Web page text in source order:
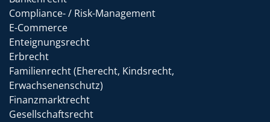
Compliance- / Risk-Management
E-Commerce
Enteignungsrecht
Erbrecht
Familienrecht (Eherecht, Kindsrecht,
Erwachsenenschutz)
Finanzmarktrecht
Gesellschaftsrecht